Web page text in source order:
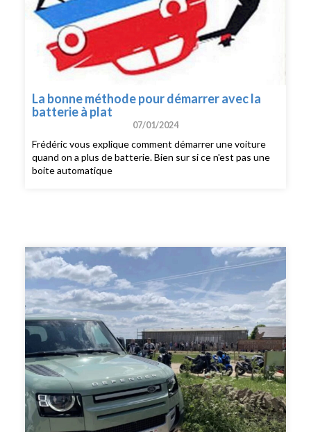
La bonne méthode pour démarrer avec la
batterie à plat
07/01/2024
Frédéric vous explique comment démarrer une voiture
quand on a plus de batterie. Bien sur si ce n'est pas une
boite automatique